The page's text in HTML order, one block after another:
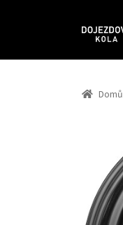
Domů